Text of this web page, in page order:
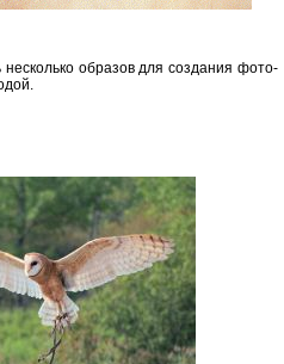
образов для создания фото-